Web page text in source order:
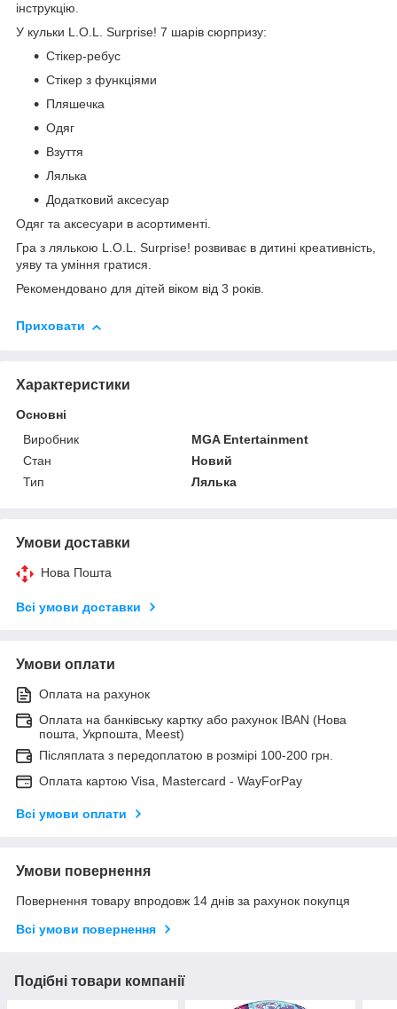
інструкцію.
У кульки L.O.L. Surprise! 7 шарів сюрпризу:
Стікер-ребус
Стікер з функціями
Пляшечка
Одяг
Взуття
Лялька
Додатковий аксесуар
Одяг та аксесуари в асортименті.
Гра з лялькою L.O.L. Surprise! розвиває в дитині креативність,
уяву та уміння гратися.
Рекомендовано для дітей віком від 3 років.
Приховати
Характеристики
Основні
Виробник
MGA Entertainment
Стан
Новий
Тип
Лялька
Умови доставки
Нова Пошта
Всі умови доставки
Умови оплати
Оплата на рахунок
Оплата на банківську картку або рахунок IBAN (Нова
пошта, Укрпошта, Meest)
Післяплата з передоплатою в розмірі 100-200 грн.
Оплата картою Visa, Mastercard - WayForPay
Всі умови оплати
Умови повернення
Повернення товару впродовж 14 днів за рахунок покупця
Всі умови повернення
Подібні товари компанії